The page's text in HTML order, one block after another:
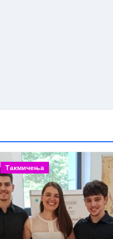
Такмичења